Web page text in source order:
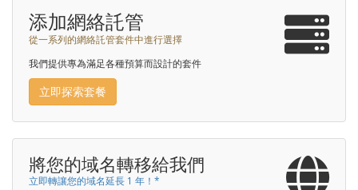
添加網絡託管
從一系列的網絡託管套件中進行選擇
我們提供專為滿足各種預算而設計的套件
立即探索套餐
將您的域名轉移給我們
立即轉讓您的域名延長 1 年！*